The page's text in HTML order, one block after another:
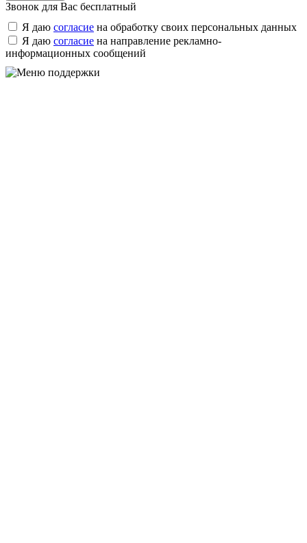
Звонок для Вас бесплатный
Я даю согласие на обработку своих персональных данных
Я даю согласие на направление рекламно-
информационных сообщений